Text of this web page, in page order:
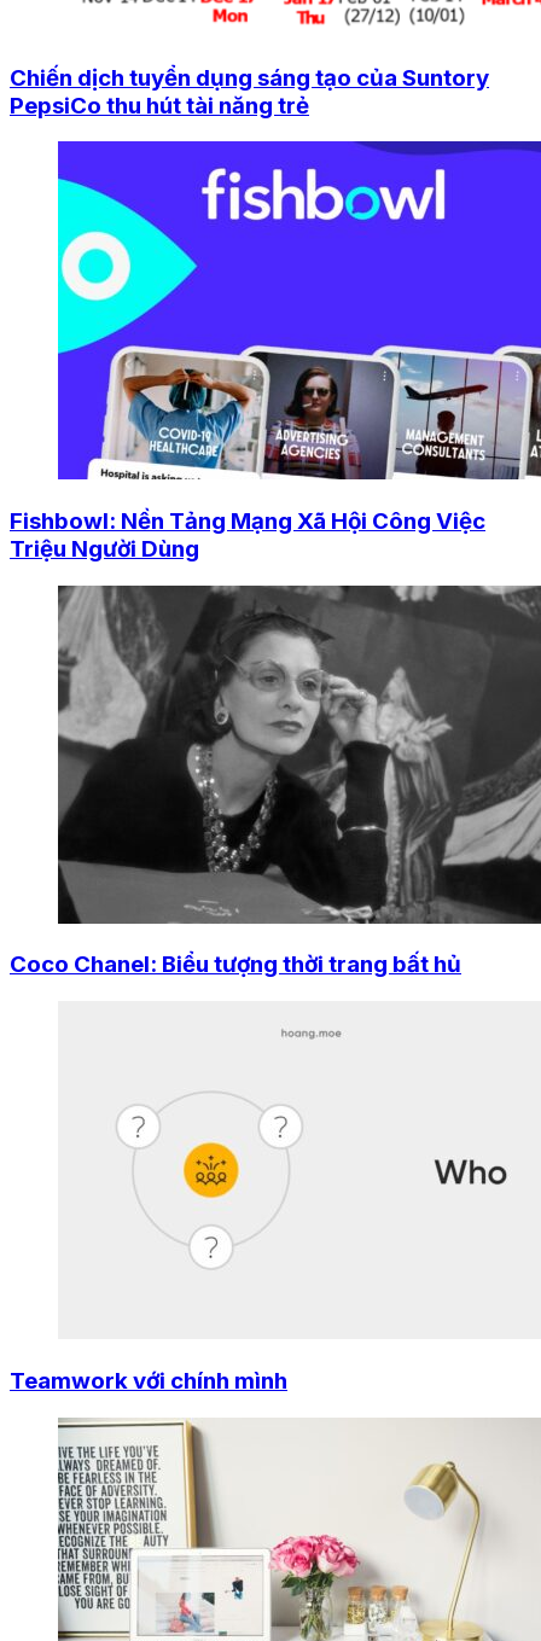
Chiến dịch tuyển dụng sáng tạo của Suntory
PepsiCo thu hút tài năng trẻ
Fishbowl: Nền Tảng Mạng Xã Hội Công Việc
Triệu Người Dùng
Coco Chanel: Biểu tượng thời trang bất hủ
Teamwork với chính mình